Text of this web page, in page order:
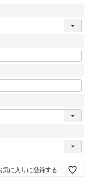
気に入りに登録する